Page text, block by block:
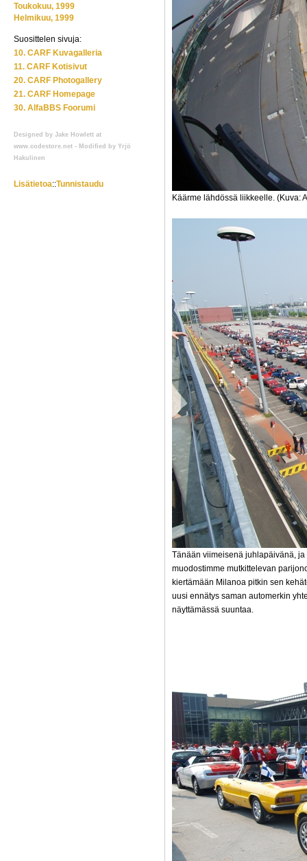
Käärme lähdössä liikkeelle. (Kuva:
Tänään viimeisenä juhlapäivänä,
muodostimme mutkittelevan
kiertämään Milanoa pitkin sen
uusi ennätys saman automerkin
näyttämässä suuntaa.
Toukokuu, 1999
Helmikuu, 1999
Suosittelen sivuja:
10. CARF Kuvagalleria
11. CARF Kotisivut
20. CARF Photogallery
21. CARF Homepage
30. AlfaBBS Foorumi
Designed by Jake Howlett at
www.codestore.net - Modified by Yrjö
Hakulinen
Lisätietoa::Tunnistaudu